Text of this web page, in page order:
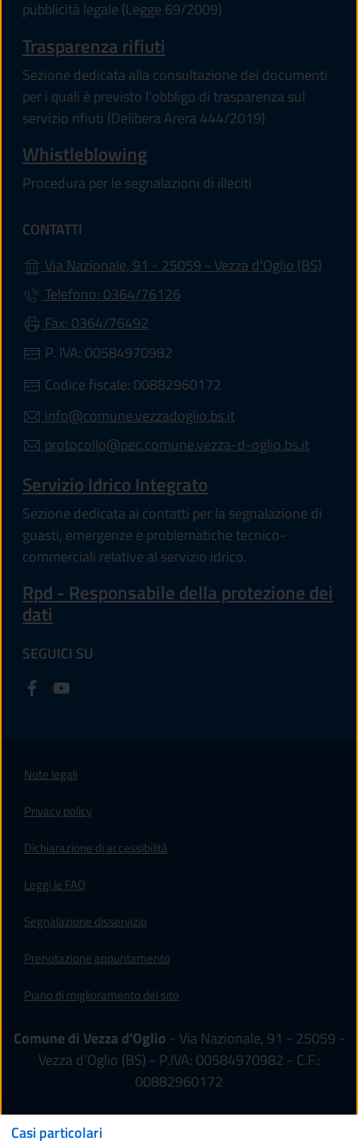
Casi particolari
pubblicità legale (Legge 69/2009)
Trasparenza rifiuti
Sezione dedicata alla consultazione dei documenti
per i quali è previsto l'obbligo di trasparenza sul
servizio rifiuti (Delibera Arera 444/2019)
Whistleblowing
Procedura per le segnalazioni di illeciti
CONTATTI
Via Nazionale, 91 - 25059 - Vezza d'Oglio (BS)
Telefono: 0364/76126
Fax: 0364/76492
P. IVA: 00584970982
Codice fiscale: 00882960172
info@comune.vezzadoglio.bs.it
protocollo@pec.comune.vezza-d-oglio.bs.it
Servizio Idrico Integrato
Sezione dedicata ai contatti per la segnalazione di
guasti, emergenze e problematiche tecnico-
commerciali relative al servizio idrico.
Rpd - Responsabile della protezione dei
dati
SEGUICI SU
Note legali
Privacy policy
Dichiarazione di accessibilità
Leggi le FAQ
Segnalazione disservizio
Prenotazione appuntamento
Piano di miglioramento del sito
Comune di Vezza d'Oglio - Via Nazionale, 91 - 25059 -
Vezza d'Oglio (BS) - P.IVA: 00584970982 - C.F.:
00882960172